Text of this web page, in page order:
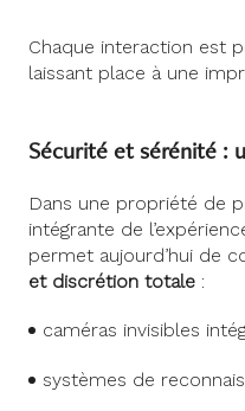
Chaque interaction est
laissant place à une
Sécurité et sérénité :
Dans une propriété de
intégrante de
permet aujourd’hui de
et discrétion totale :
caméras invisibles
systèmes de